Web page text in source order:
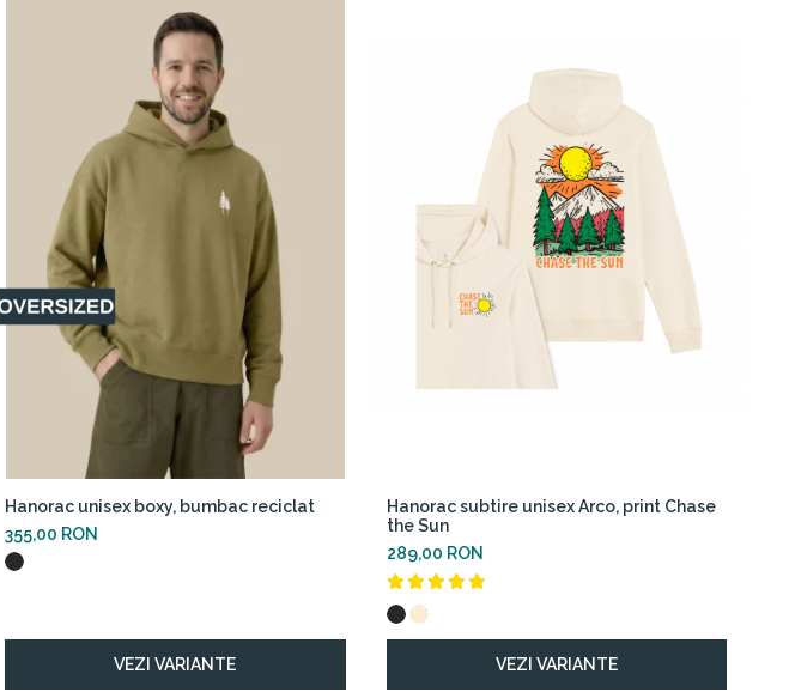
Hanorac unisex boxy, bumbac reciclat
355,00 RON
VEZI VARIANTE
Hanorac subtire unisex Arco, print Chase
the Sun
289,00 RON
VEZI VARIANTE